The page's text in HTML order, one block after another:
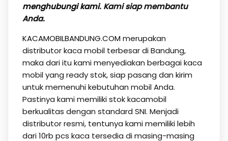
menghubungi kami. Kami siap membantu
Anda.
KACAMOBILBANDUNG.COM merupakan
distributor kaca mobil terbesar di Bandung,
maka dari itu kami menyediakan berbagai kaca
mobil yang ready stok, siap pasang dan kirim
untuk memenuhi kebutuhan mobil Anda.
Pastinya kami memiliki stok kacamobil
berkualitas dengan standard SNI. Menjadi
distributor resmi, tentunya kami memiliki lebih
dari 10rb pcs kaca tersedia di masing-masing